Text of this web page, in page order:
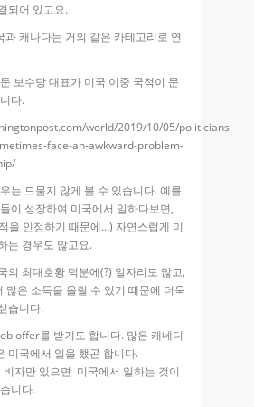
되어 있고요.
과 캐나다는 거의 같은 카테고리로 연
보수당 대표가 미국 이중 국적이 문
다.
world/2019/10/05/politicians-
face-an-awkward-problem-
는 드물지 않게 볼 수 있습니다. 예를
이 성장하여 미국에서 일하다보면,
을 인정하기 때문에…) 자연스럽게 미
는 경우도 많고요.
의 최대호황 덕분에(?) 일자리도 많고,
많은 소득을 올릴 수 있기 때문에 더욱
습니다.
offer를 받기도 합니다. 많은 캐네디
미국에서 일을 했곤 합니다.
비자만 있으면 미국에서 일하는 것이
니다.